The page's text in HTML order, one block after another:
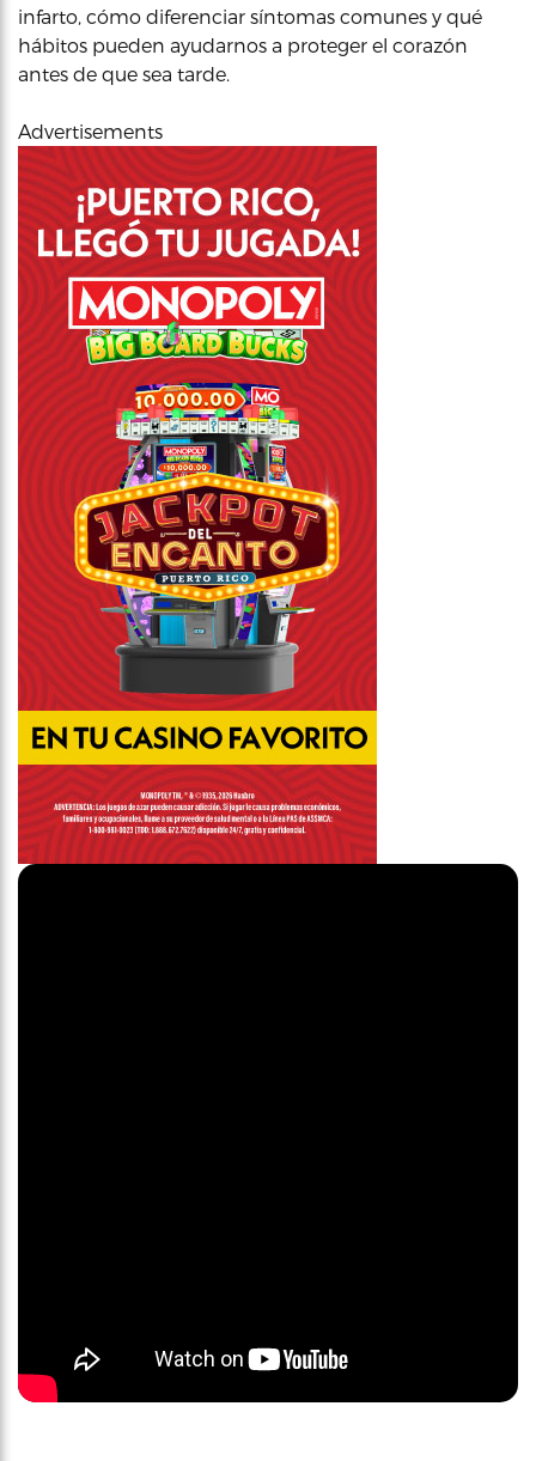
infarto, cómo diferenciar síntomas comunes y qué
hábitos pueden ayudarnos a proteger el corazón
antes de que sea tarde.
Advertisements